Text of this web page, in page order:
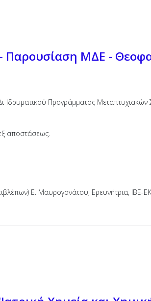
Παρουσίαση ΜΔΕ -
Προγράμματος
αποστάσεως.
Ε. Μαυρογονάτου, Ερευνήτρια, ΙΒΕ-